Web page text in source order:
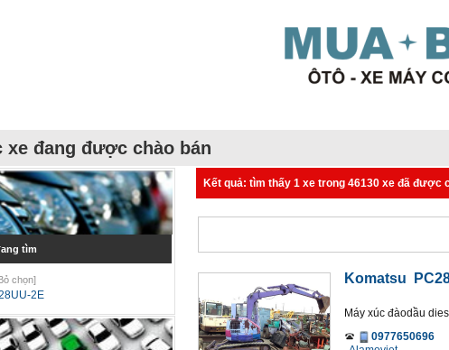
xe đang được chào bán
tìm
chọn]
2E
Kết quả: tìm thấy 1 xe trong 46130 xe đã được
Komatsu
Máy xúc đàodầu
0977650696